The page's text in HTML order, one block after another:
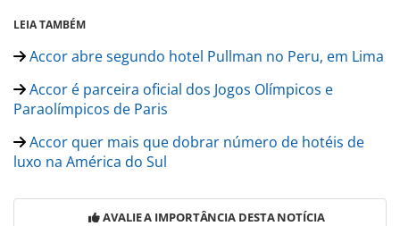
LEIA TAMBÉM
Accor abre segundo hotel Pullman no Peru, em Lima
Accor é parceira oficial dos Jogos Olímpicos e
Paraolímpicos de Paris
Accor quer mais que dobrar número de hotéis de
luxo na América do Sul
AVALIE A IMPORTÂNCIA DESTA NOTÍCIA